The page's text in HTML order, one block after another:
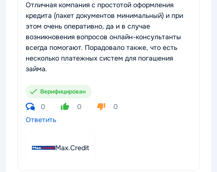
Отличная компания с простотой оформления
кредита (пакет документов минимальный) и при
этом очень оперативно, да и в случае
возникновения вопросов онлайн-консультанты
всегда помогают. Порадовало также, что есть
несколько платежных систем для погашения
займа.
Верифицирован
0 0
0
Ответить
Max.Credit